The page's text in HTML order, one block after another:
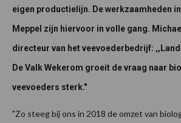
eigen productielijn. De werkzaamheden
Meppel zijn hiervoor in volle gang.
directeur van het veevoederbedrijf:
De Valk Wekerom groeit de vraag naar
veevoeders sterk."
"Zo steeg bij ons in 2018 de omzet van